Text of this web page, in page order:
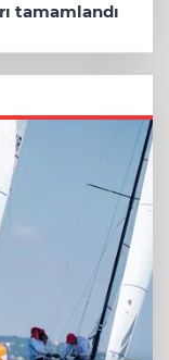
tamamlandı